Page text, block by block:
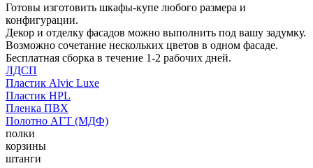
Готовы изготовить шкафы-купе любого размера и
конфигурации.
Декор и отделку фасадов можно выполнить под вашу задумку.
Возможно сочетание нескольких цветов в одном фасаде.
Бесплатная сборка в течение 1-2 рабочих дней.
ЛДСП
Пластик Alvic Luxe
Пластик HPL
Пленка ПВХ
Полотно АГТ (МДФ)
полки
корзины
штанги